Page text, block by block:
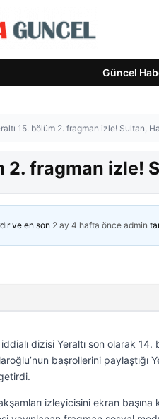
Güncel
15. bölüm 2. fragman izle! Sultan,
2. fragman izle!
ve en son 2 ay 4 hafta önce admin
iddialı dizisi Yeraltı son olarak
başrollerini
izleyicisini ekran